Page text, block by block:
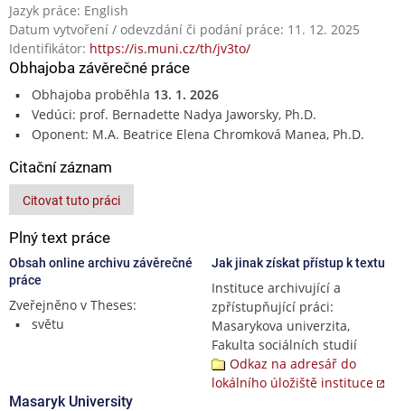
Jazyk práce: English
Datum vytvoření / odevzdání či podání práce: 11. 12. 2025
Identifikátor: https://is.muni.cz/th/jv3to/
Obhajoba závěrečné práce
Obhajoba proběhla 13. 1. 2026
Vedúci: prof. Bernadette Nadya Jaworsky, Ph.D.
Oponent: M.A. Beatrice Elena Chromková Manea, Ph.D.
Citační záznam
Citovat tuto práci
Plný text práce
Obsah online archivu závěrečné
práce
Zveřejněno v Theses:
světu
Jak jinak získat přístup k textu
Instituce archivující a
zpřístupňující práci:
Masarykova univerzita,
Fakulta sociálních studií
Odkaz na adresář do
lokálního úložiště instituce
Masaryk University